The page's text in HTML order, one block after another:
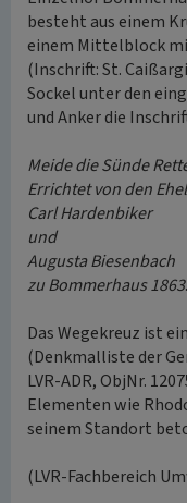
besteht aus einem
einem Mittelblock
(Inschrift: St.
Sockel unter den
und Anker die
Meide die Sünde
Errichtet von den
Carl Hardenbiker
und
Augusta Biesenbach
zu Bommerhaus 1863.
Das Wegekreuz ist
(Denkmalliste der
LVR-ADR, ObjNr.
Elementen wie
seinem Standort
(LVR-Fachbereich